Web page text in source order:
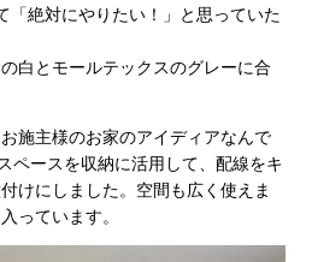
「絶対にやりたい！」と思っていた
白とモールテックスのグレーに合
施主様のお家のアイディアなんで
ペースを収納に活用して、配線をキ
けにしました。空間も広く使えま
っています。